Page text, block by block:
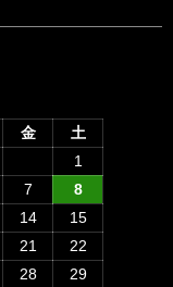
金
土
1
7
8
14
15
21
22
28 29